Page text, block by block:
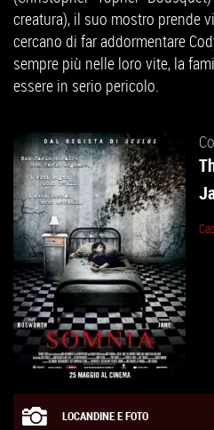
creatura), il suo mostro prende
cercano di far addormentare
sempre più nelle loro vite, la
essere in serio pericolo.
LOCANDINE E FOTO